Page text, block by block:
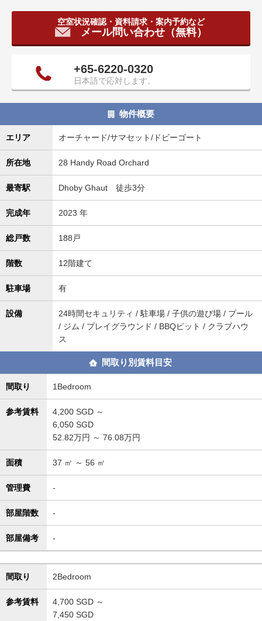
空室状況確認・資料請求・案内予約など
メール問い合わせ（無料）
+65-6220-0320
日本語で応対します。
物件概要
エリア オーチャード/サマセット/ドビーゴート
所在地 28 Handy Road Orchard
最寄駅 Dhoby Ghaut 徒歩3分
完成年 2023 年
総戸数 188戸
階数 12階建て
駐車場 有
設備
24時間セキュリティ / 駐車場 / 子供の遊び場 / プール
/ ジム / プレイグラウンド / BBQピット / クラブハウ
ス
間取り別賃料目安
間取り 1Bedroom
参考賃料 4,200 SGD ～
6,050 SGD
52.82万円 ～ 76.08万円
面積 37 ㎡ ～ 56 ㎡
管理費 -
部屋階数 -
部屋備考 -
間取り 2Bedroom
参考賃料 4,700 SGD ～
7,450 SGD